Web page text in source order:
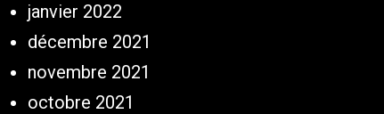
janvier 2022
décembre 2021
novembre 2021
octobre 2021